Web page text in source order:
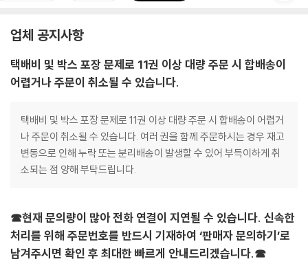
업체 공지사항
택배비 및 박스 포장 문제로 11권 이상 대량 주문 시 합배송이
어렵거나 주문이 취소될 수 있습니다.
택배비 및 박스 포장 문제로 11권 이상 대량 주문 시 합배송이 어렵거
나 주문이 취소될 수 있습니다. 여러 권을 함께 주문하시는 경우 재고
변동으로 인해 누락 또는 분리배송이 발생할 수 있어 부득이하게 취
소되는 점 양해 부탁드립니다.
☎현재 문의량이 많아 전화 연결이 지연될 수 있습니다. 신속한
처리를 위해 주문번호를 반드시 기재하여 ‘판매자 문의하기’로
남겨주시면 확인 후 최대한 빠르게 안내드리겠습니다.☎